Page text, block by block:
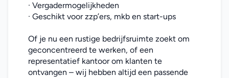
· Vergadermogelijkheden
· Geschikt voor zzp’ers, mkb en start-ups
Of je nu een rustige bedrijfsruimte zoekt om
geconcentreerd te werken, of een
representatief kantoor om klanten te
ontvangen – wij hebben altijd een passende